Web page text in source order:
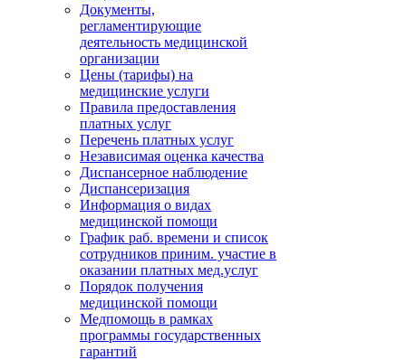
Документы,
регламентирующие
деятельность медицинской
организации
Цены (тарифы) на
медицинские услуги
Правила предоставления
платных услуг
Перечень платных услуг
Независимая оценка качества
Диспансерное наблюдение
Диспансеризация
Информация о видах
медицинской помощи
График раб. времени и список
сотрудников приним. участие в
оказании платных мед.услуг
Порядок получения
медицинской помощи
Медпомощь в рамках
программы государственных
гарантий